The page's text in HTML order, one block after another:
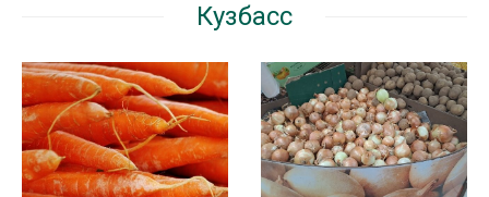
Кузбасс